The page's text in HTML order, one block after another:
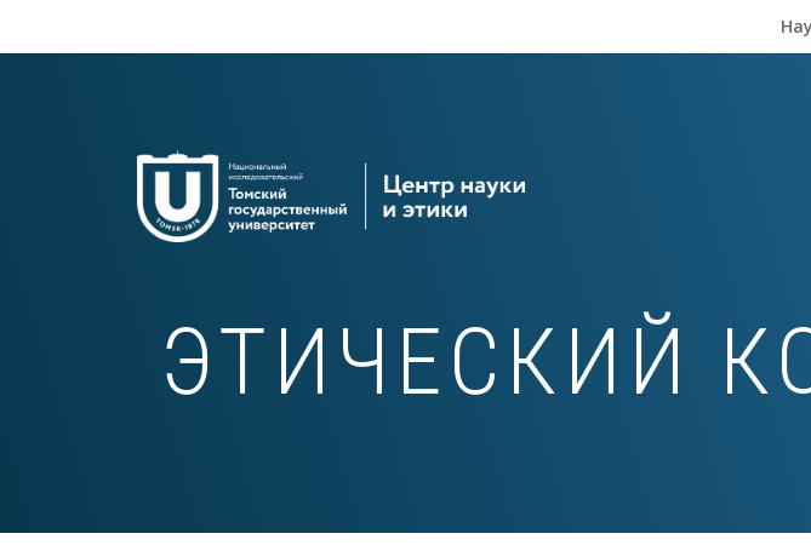
ЭТИЧЕСКИЙ